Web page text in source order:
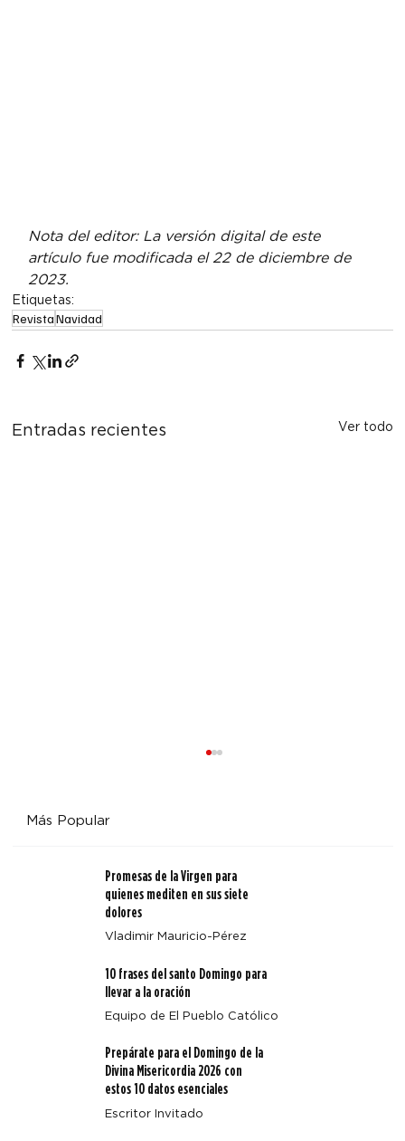
Nota del editor: La versión digital de este
artículo fue modificada el 22 de diciembre de
2023.
Etiquetas:
Revista Navidad
Entradas recientes Ver todo
campamento Annunciation Heights
Más Popular
Promesas de la Virgen para
quienes mediten en sus siete
dolores
Vladimir Mauricio-Pérez
10 frases del santo Domingo para
llevar a la oración
Equipo de El Pueblo Católico
Prepárate para el Domingo de la
Divina Misericordia 2026 con
estos 10 datos esenciales
Escritor Invitado